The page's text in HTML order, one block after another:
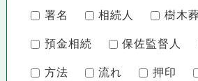
署名 相続人 樹木
預金相続 保佐監督人
方法 流れ 押印